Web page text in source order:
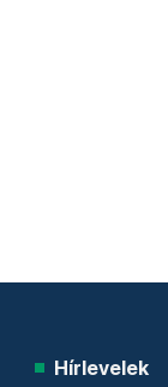
Hírlevelek